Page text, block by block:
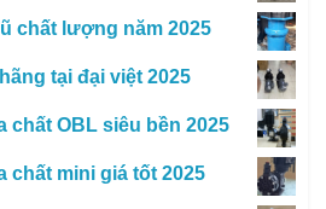
chất lượng năm 2025
tại đại việt 2025
chất OBL siêu bền 2025
chất mini giá tốt 2025